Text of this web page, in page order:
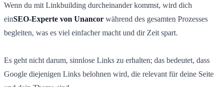
Wenn du mit Linkbuilding durcheinander kommst, wird dich
einSEO-Experte von Unancor während des gesamten Prozesses
begleiten, was es viel einfacher macht und dir Zeit spart.
Es geht nicht darum, sinnlose Links zu erhalten; das bedeutet, dass
Google diejenigen Links belohnen wird, die relevant für deine Seite